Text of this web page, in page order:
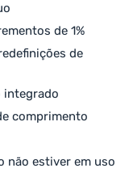
de 1%
de
integrado
comprimento
não estiver em uso